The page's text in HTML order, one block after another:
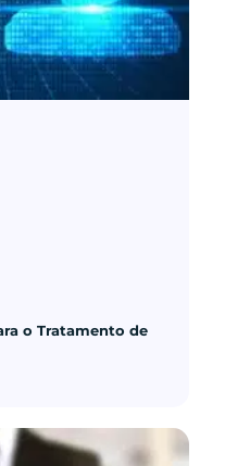
o Tratamento de